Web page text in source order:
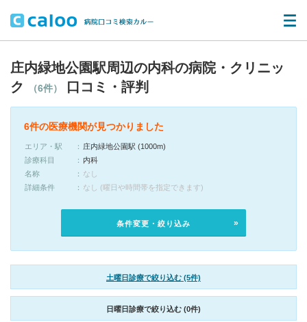
庄内緑地公園駅周辺の内科の病院・クリニッ
ク
（6件） 口コミ・評判
6件の医療機関が見つかりました
エリア・駅
庄内緑地公園駅 (1000m)
診療科目
内科
名称
なし
詳細条件
なし (曜日や時間帯を指定できます)
条件変更・絞り込み
土曜日診療で絞り込む (5件)
日曜日診療で絞り込む (0件)